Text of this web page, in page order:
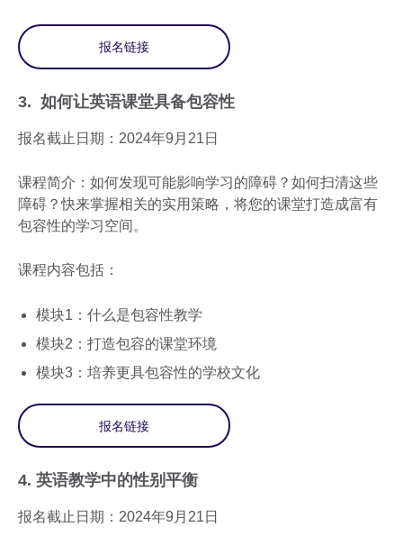
报名链接
3. 如何让英语课堂具备包容性
报名截止日期：2024年9月21日
课程简介：如何发现可能影响学习的障碍？如何扫清这些
障碍？快来掌握相关的实用策略，将您的课堂打造成富有
包容性的学习空间。
课程内容包括：
模块1：什么是包容性教学
模块2：打造包容的课堂环境
模块3：培养更具包容性的学校文化
报名链接
4. 英语教学中的性别平衡
报名截止日期：2024年9月21日